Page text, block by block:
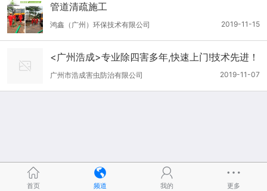
管道清疏施工
2019-11-15
鸿鑫（广州）环保技术有限公司
<广州浩成>专业除四害多年,快速上门!技术先进！
服务周到!
2019-11-07
广州市浩成害虫防治有限公司
首页 频道 我的 更多